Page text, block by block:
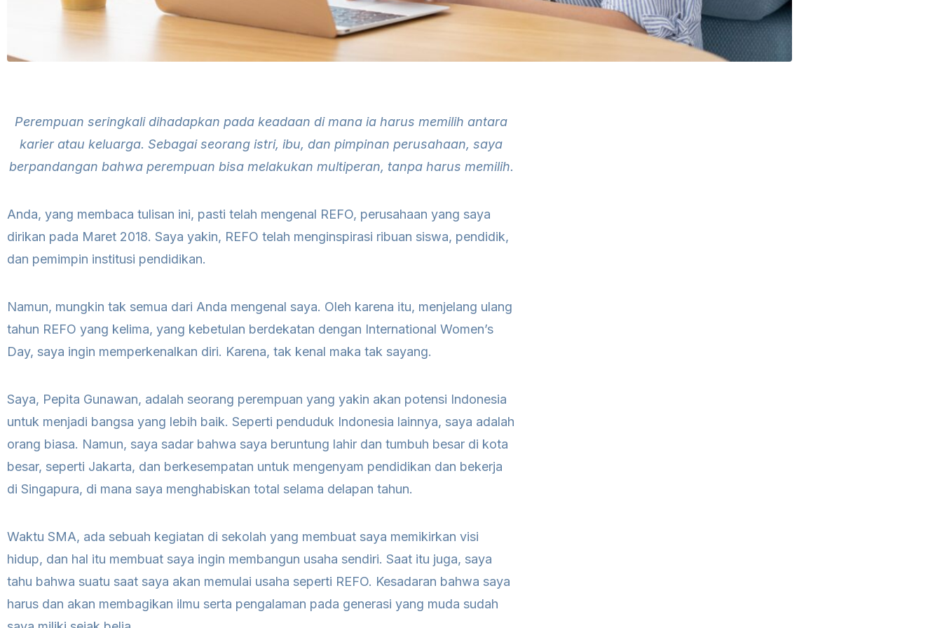
Perempuan seringkali dihadapkan pada keadaan di mana ia harus memilih antara
karier atau keluarga. Sebagai seorang istri, ibu, dan pimpinan perusahaan, saya
berpandangan bahwa perempuan bisa melakukan multiperan, tanpa harus memilih.
Anda, yang membaca tulisan ini, pasti telah mengenal REFO, perusahaan yang saya
dirikan pada Maret 2018. Saya yakin, REFO telah menginspirasi ribuan siswa, pendidik,
dan pemimpin institusi pendidikan.
Namun, mungkin tak semua dari Anda mengenal saya. Oleh karena itu, menjelang ulang
tahun REFO yang kelima, yang kebetulan berdekatan dengan International Women’s
Day, saya ingin memperkenalkan diri. Karena, tak kenal maka tak sayang.
Saya, Pepita Gunawan, adalah seorang perempuan yang yakin akan potensi Indonesia
untuk menjadi bangsa yang lebih baik. Seperti penduduk Indonesia lainnya, saya adalah
orang biasa. Namun, saya sadar bahwa saya beruntung lahir dan tumbuh besar di kota
besar, seperti Jakarta, dan berkesempatan untuk mengenyam pendidikan dan bekerja
di Singapura, di mana saya menghabiskan total selama delapan tahun.
Waktu SMA, ada sebuah kegiatan di sekolah yang membuat saya memikirkan visi
hidup, dan hal itu membuat saya ingin membangun usaha sendiri. Saat itu juga, saya
tahu bahwa suatu saat saya akan memulai usaha seperti REFO. Kesadaran bahwa saya
harus dan akan membagikan ilmu serta pengalaman pada generasi yang muda sudah